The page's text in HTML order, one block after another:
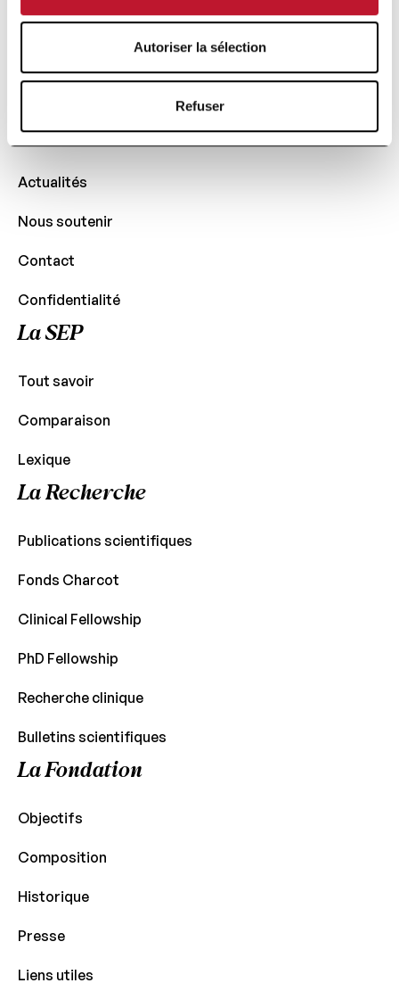
Autoriser la sélection
Refuser
Avenue Huart Hamoir 48
1030 Bruxelles
Accès rapide
Actualités
Nous soutenir
Contact
Confidentialité
La SEP
Tout savoir
Comparaison
Lexique
La Recherche
Publications scientifiques
Fonds Charcot
Clinical Fellowship
PhD Fellowship
Recherche clinique
Bulletins scientifiques
La Fondation
Objectifs
Composition
Historique
Presse
Liens utiles